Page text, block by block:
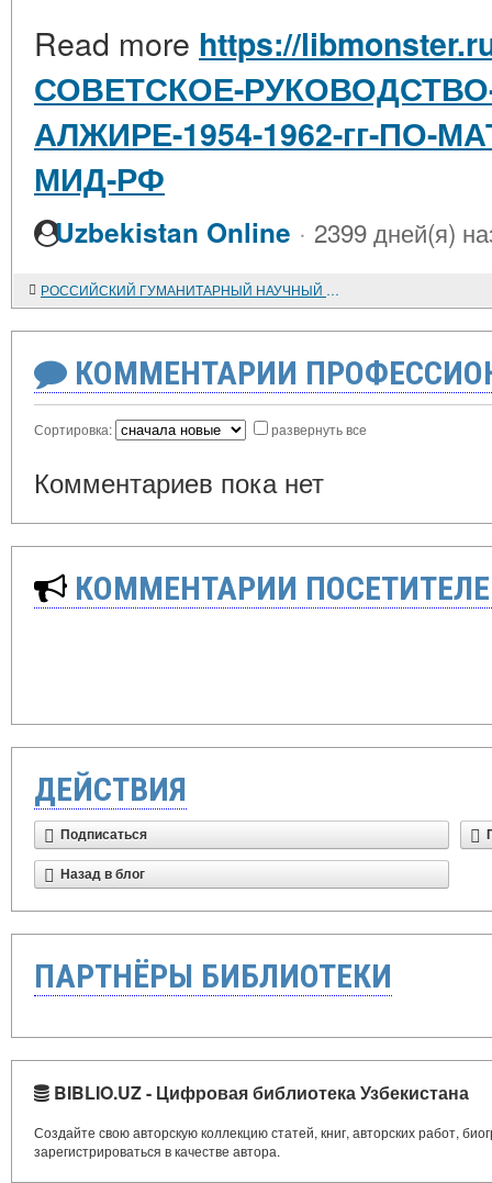
Read more https://
СОВЕТСКОЕ-
АЛЖИРЕ-1954-1962-гг-ПО-
МИД-РФ
Uzbekistan Online · 2399 дней(я)
РОССИЙСКИЙ ГУМАНИТАРНЫЙ НАУЧНЫЙ ФОНД В 1994-1999 гг.: ДЕЯТЕЛЬНОСТЬ, ПРОБЛЕМЫ, ПЕРСПЕКТИВЫ
КОММЕНТАРИИ
Сортировка: развернуть все
Комментариев пока нет
КОММЕНТАРИИ
ДЕЙСТВИЯ
Подписаться
Назад в блог
ПАРТНЁРЫ БИБЛИОТЕКИ
BIBLIO.UZ - Цифровая библиотека Узбекистана
Создайте свою авторскую коллекцию статей, книг, авторских работ,
зарегистрироваться в качестве автора.